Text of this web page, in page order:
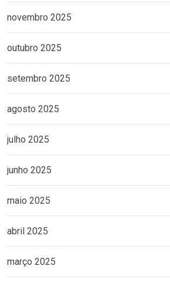
novembro 2025
outubro 2025
setembro 2025
agosto 2025
julho 2025
junho 2025
maio 2025
abril 2025
março 2025